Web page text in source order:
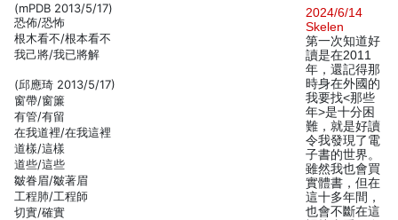
(mPDB 2013/5/17)
恐佈/恐怖
根木看不/根本看不
我己將/我已將解
(邱應琦 2013/5/17)
窗帶/窗簾
有管/有留
在我道裡/在我這裡
道樣/這樣
道些/這些
皺眷眉/皺著眉
工程肺/工程師
切實/確實
2024/6/14
Skelen
第一次知道好
讀是在2011
年，還記得那
時身在外國的
我要找<那些
年>是十分困
難，就是好讀
令我發現了電
子書的世界。
雖然我也會買
實體書，但在
這十多年間，
也會不斷在這